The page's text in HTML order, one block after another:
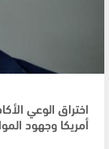
اختراق الوعي
أمريكا وجهود